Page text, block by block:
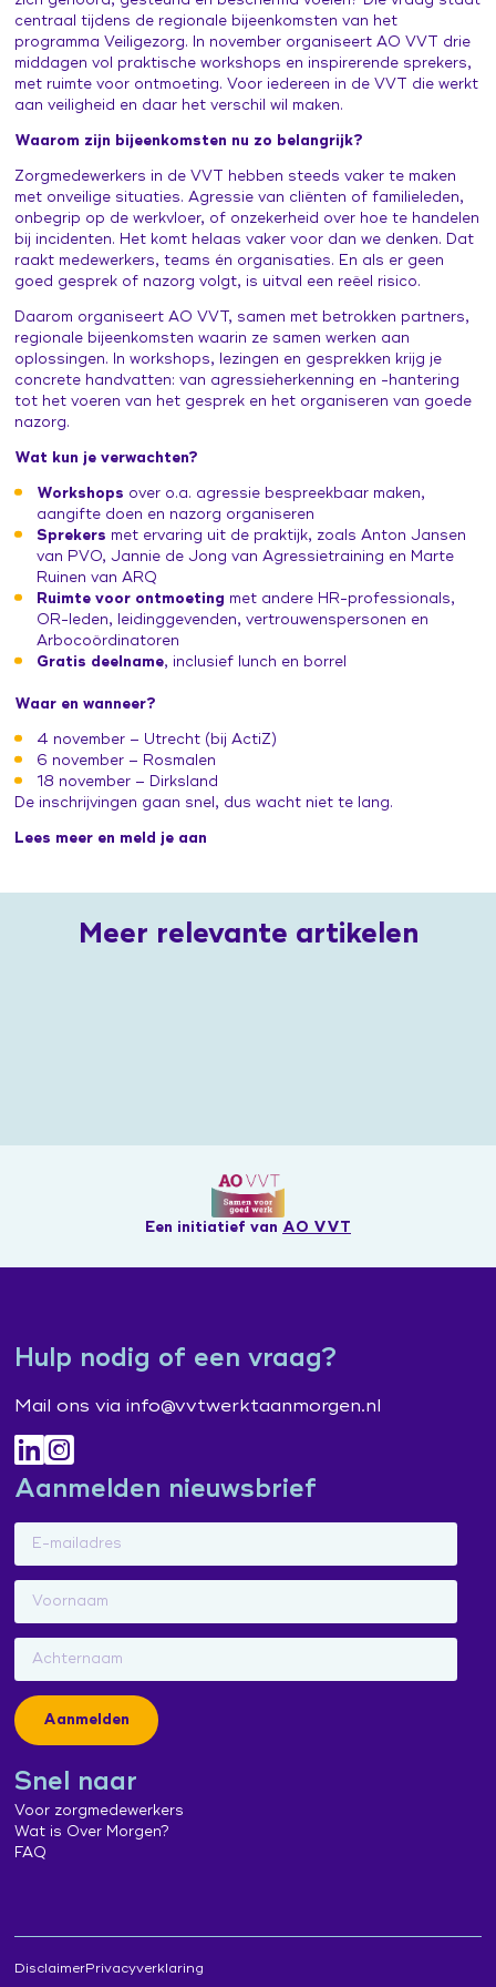
Leertraject operationeel leidinggevenden
Praat vandaag over morgen (publiekscampagne)
Contacten en inspiratie
Zorg voor Morgen Festival 19 november 2026
centraal tijdens de regionale bijeenkomsten van het
programma Veiligezorg. In november organiseert AO VVT drie
middagen vol praktische workshops en inspirerende sprekers,
met ruimte voor ontmoeting. Voor iedereen in de VVT die werkt
aan veiligheid en daar het verschil wil maken.
Waarom zijn bijeenkomsten nu zo belangrijk?
Zorgmedewerkers in de VVT hebben steeds vaker te maken
met onveilige situaties. Agressie van cliënten of familieleden,
onbegrip op de werkvloer, of onzekerheid over hoe te handelen
bij incidenten. Het komt helaas vaker voor dan we denken. Dat
raakt medewerkers, teams én organisaties. En als er geen
goed gesprek of nazorg volgt, is uitval een reëel risico.
Daarom organiseert AO VVT, samen met betrokken partners,
regionale bijeenkomsten waarin ze samen werken aan
oplossingen. In workshops, lezingen en gesprekken krijg je
concrete handvatten: van agressieherkenning en -hantering
tot het voeren van het gesprek en het organiseren van goede
nazorg.
Wat kun je verwachten?
Workshops over o.a. agressie bespreekbaar maken,
aangifte doen en nazorg organiseren
Sprekers met ervaring uit de praktijk, zoals Anton Jansen
van PVO, Jannie de Jong van Agressietraining en Marte
Ruinen van ARQ
Ruimte voor ontmoeting met andere HR-professionals,
OR-leden, leidinggevenden, vertrouwenspersonen en
Arbocoördinatoren
Gratis deelname, inclusief lunch en borrel
Waar en wanneer?
4 november – Utrecht (bij ActiZ)
6 november – Rosmalen
18 november – Dirksland
De inschrijvingen gaan snel, dus wacht niet te lang.
Lees meer en meld je aan
Meer relevante artikelen
Een initiatief van AO VVT
Hulp nodig of een vraag?
Mail ons via info@vvtwerktaanmorgen.nl
Aanmelden nieuwsbrief
Aanmelden
Snel naar
Voor zorgmedewerkers
Wat is Over Morgen?
FAQ
DisclaimerPrivacyverklaring